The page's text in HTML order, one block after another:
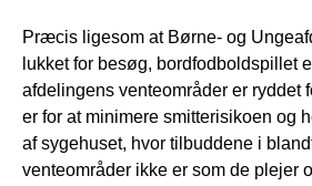
Præcis ligesom at Børne- og
lukket for besøg, bordfodboldspillet
afdelingens venteområder er ryddet
er for at minimere smitterisikoen og
af sygehuset, hvor tilbuddene i
venteområder ikke er som de plejer